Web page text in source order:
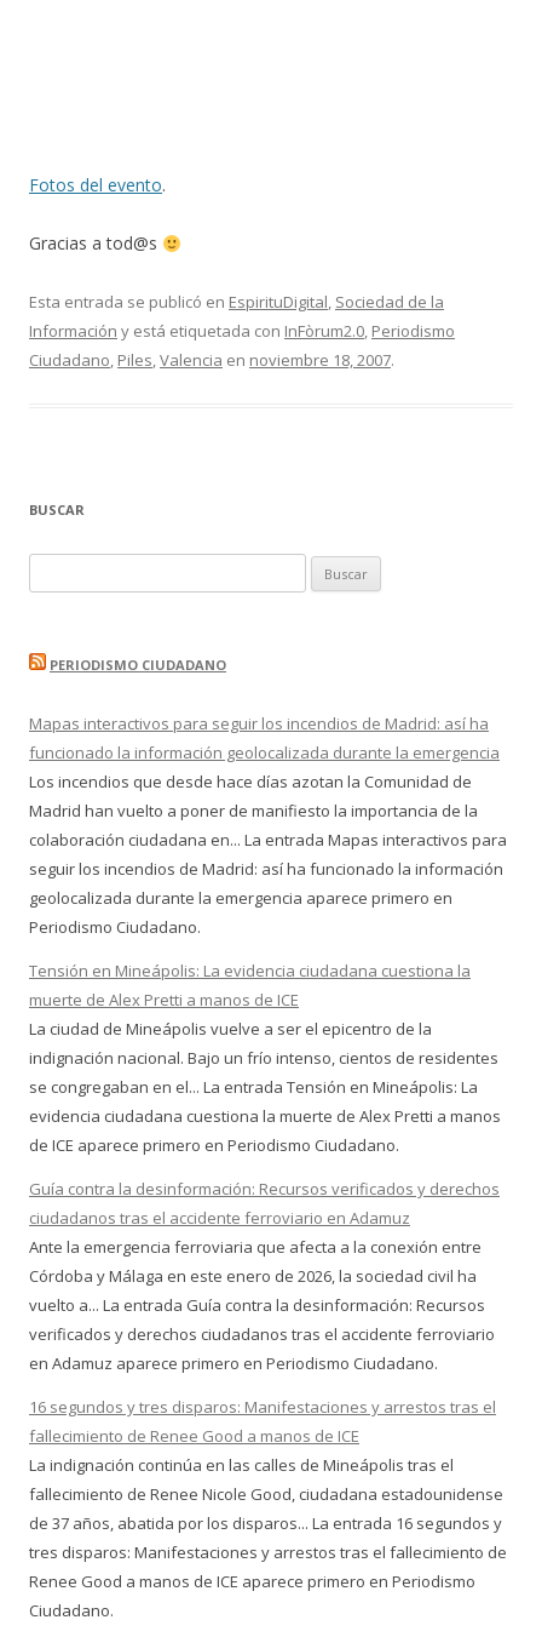
Fotos del evento.
Gracias a tod@s
Esta entrada se publicó en EspirituDigital, Sociedad de la
Información y está etiquetada con InFòrum2.0, Periodismo
Ciudadano, Piles,Valencia en noviembre 18, 2007.
BUSCAR
PERIODISMO CIUDADANO
Mapas interactivos para seguir los incendios de Madrid: así ha
funcionado la información geolocalizada durante la emergencia
Los incendios que desde hace días azotan la Comunidad de
Madrid han vuelto a poner de manifiesto la importancia de la
colaboración ciudadana en... La entrada Mapas interactivos para
seguir los incendios de Madrid: así ha funcionado la información
geolocalizada durante la emergencia aparece primero en
Periodismo Ciudadano.
Tensión en Mineápolis: La evidencia ciudadana cuestiona la
muerte de Alex Pretti a manos de ICE
La ciudad de Mineápolis vuelve a ser el epicentro de la
indignación nacional. Bajo un frío intenso, cientos de residentes
se congregaban en el... La entrada Tensión en Mineápolis: La
evidencia ciudadana cuestiona la muerte de Alex Pretti a manos
de ICE aparece primero en Periodismo Ciudadano.
Guía contra la desinformación: Recursos verificados y derechos
ciudadanos tras el accidente ferroviario en Adamuz
Ante la emergencia ferroviaria que afecta a la conexión entre
Córdoba y Málaga en este enero de 2026, la sociedad civil ha
vuelto a... La entrada Guía contra la desinformación: Recursos
verificados y derechos ciudadanos tras el accidente ferroviario
en Adamuz aparece primero en Periodismo Ciudadano.
16 segundos y tres disparos: Manifestaciones y arrestos tras el
fallecimiento de Renee Good a manos de ICE
La indignación continúa en las calles de Mineápolis tras el
fallecimiento de Renee Nicole Good, ciudadana estadounidense
de 37 años, abatida por los disparos... La entrada 16 segundos y
tres disparos: Manifestaciones y arrestos tras el fallecimiento de
Renee Good a manos de ICE aparece primero en Periodismo
Ciudadano.